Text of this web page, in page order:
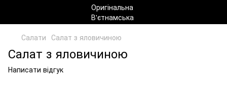
Салати Салат з яловичиною
Салат з яловичиною
Написати відгук